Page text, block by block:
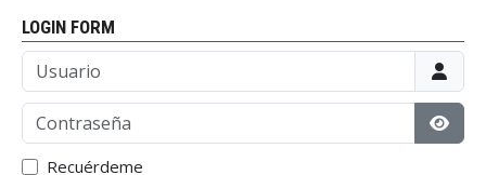
LOGIN FORM
Usuario
Contraseña
Recuérdeme